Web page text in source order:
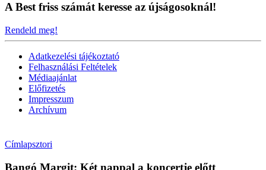
A Best friss számát keresse az újságosoknál!
Rendeld meg!
Adatkezelési tájékoztató
Felhasználási Feltételek
Médiaajánlat
Előfizetés
Impresszum
Archívum
Címlapsztori
Bangó Margit: Két nappal a koncertje előtt